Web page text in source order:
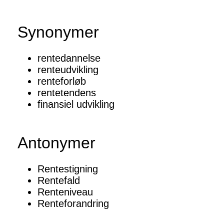
Synonymer
rentedannelse
renteudvikling
renteforløb
rentetendens
finansiel udvikling
Antonymer
Rentestigning
Rentefald
Renteniveau
Renteforandring